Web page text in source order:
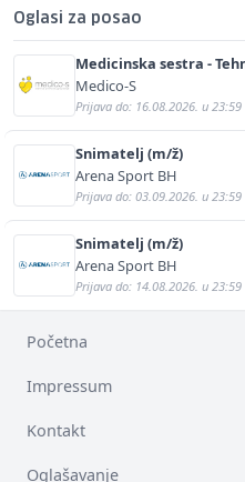
Oglasi za posao
Medicinska sestra -
Medico-S
Prijava do: 16.08.2026. u 23:59
Snimatelj (m/ž)
Arena Sport BH
Prijava do: 03.09.2026. u 23:59
Snimatelj (m/ž)
Arena Sport BH
Prijava do: 14.08.2026. u 23:59
Početna
Impressum
Kontakt
Oglašavanje